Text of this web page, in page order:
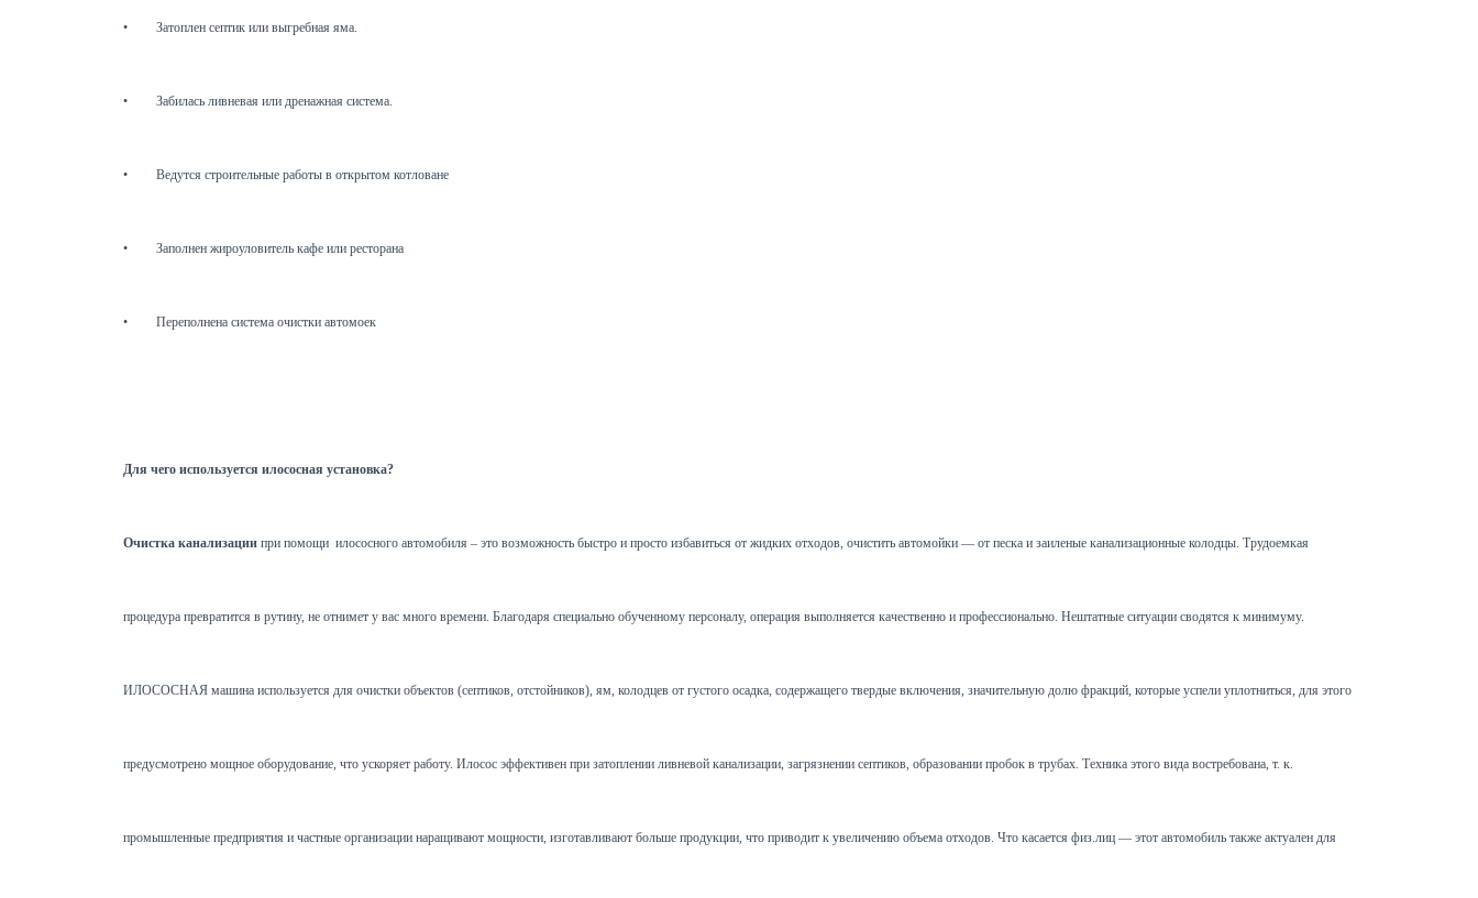
• Затоплен септик или выгребная яма.
• Забилась ливневая или дренажная система.
• Ведутся строительные работы в открытом котловане
• Заполнен жироуловитель кафе или ресторана
• Переполнена система очистки автомоек
Для чего используется илососная установка?
Очистка канализации при помощи илососного автомобиля – это возможность быстро и просто избавиться от жидких отходов, очистить автомойки — от песка и заиленые канализационные колодцы. Трудоемкая
процедура превратится в рутину, не отнимет у вас много времени. Благодаря специально обученному персоналу, операция выполняется качественно и профессионально. Нештатные ситуации сводятся к минимуму.
ИЛОСОСНАЯ машина используется для очистки объектов (септиков, отстойников), ям, колодцев от густого осадка, содержащего твердые включения, значительную долю фракций, которые успели уплотниться, для этого
предусмотрено мощное оборудование, что ускоряет работу. Илосос эффективен при затоплении ливневой канализации, загрязнении септиков, образовании пробок в трубах. Техника этого вида востребована, т. к.
промышленные предприятия и частные организации наращивают мощности, изготавливают больше продукции, что приводит к увеличению объема отходов. Что касается физ.лиц — этот автомобиль также актуален для